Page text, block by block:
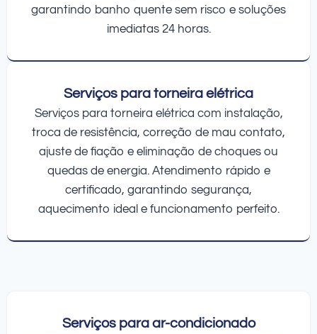
garantindo banho quente sem risco e soluções
imediatas 24 horas.
Serviços para torneira elétrica
Serviços para torneira elétrica com instalação,
troca de resistência, correção de mau contato,
ajuste de fiação e eliminação de choques ou
quedas de energia. Atendimento rápido e
certificado, garantindo segurança,
aquecimento ideal e funcionamento perfeito.
Serviços para ar-condicionado